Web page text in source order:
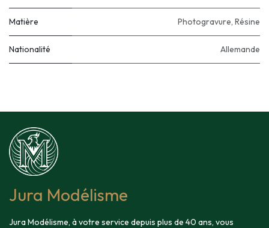
Matière Photogravure, Résine
Nationalité Allemande
Jura Modélisme
Jura Modélisme, à votre service depuis plus de 40 ans, vous